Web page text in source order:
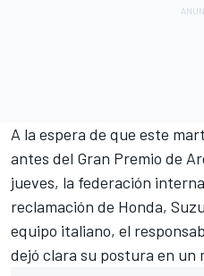
A la espera de que este
antes del Gran Premio de
jueves, la federación
reclamación de Honda,
equipo italiano, el
dejó clara su postura en un